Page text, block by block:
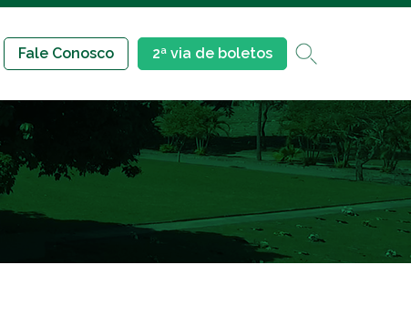
Fale Conosco 2ª via de boletos